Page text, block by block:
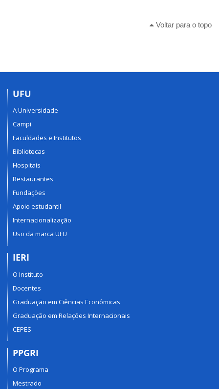
Voltar para o topo
UFU
A Universidade
Campi
Faculdades e Institutos
Bibliotecas
Hospitais
Restaurantes
Fundações
Apoio estudantil
Internacionalização
Uso da marca UFU
IERI
O Instituto
Docentes
Graduação em Ciências Econômicas
Graduação em Relações Internacionais
CEPES
PPGRI
O Programa
Mestrado